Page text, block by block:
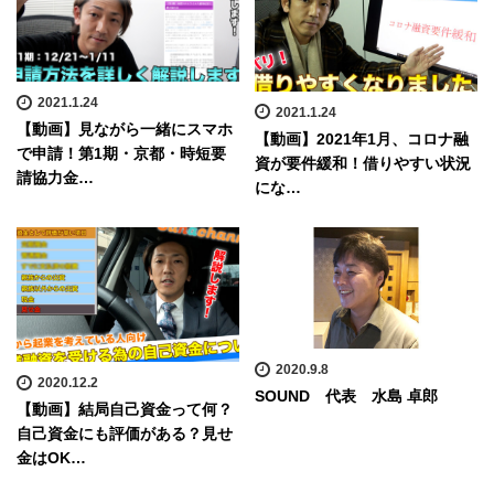
2021.1.24
【動画】見ながら一緒にスマホ
で申請！第1期・京都・時短要
請協力金…
2021.1.24
【動画】2021年1月、コロナ融
資が要件緩和！借りやすい状況
にな…
2020.12.2
【動画】結局自己資金って何？
自己資金にも評価がある？見せ
金はOK…
2020.9.8
SOUND 代表 水島 卓郎